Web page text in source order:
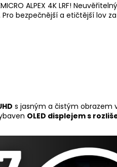
ALPEX 4K LRF!
bezpečnější a etičtější lov
s jasným a čistým obrazem
OLED displejem s